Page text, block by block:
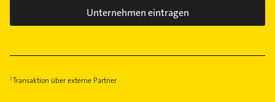
Unternehmen eintragen
Transaktion über externe Partner